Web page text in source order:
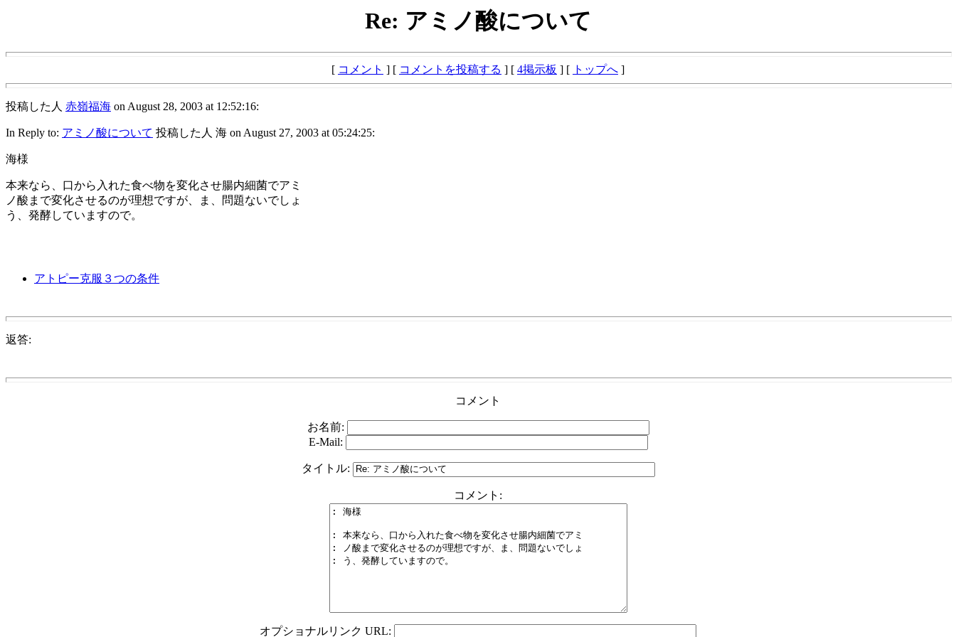
Re: アミノ酸について
[ コメント ] [ コメントを投稿する ] [ 4掲示板 ] [ トップへ ]
投稿した人 赤嶺福海 on August 28, 2003 at 12:52:16:
In Reply to: アミノ酸について 投稿した人 海 on August 27, 2003 at 05:24:25:
海様
本来なら、口から入れた食べ物を変化させ腸内細菌でアミ
ノ酸まで変化させるのが理想ですが、ま、問題ないでしょ
う、発酵していますので。
アトピー克服３つの条件
返答:
コメント
お名前:
E-Mail:
タイトル:
コメント:
オプショナルリンク URL: